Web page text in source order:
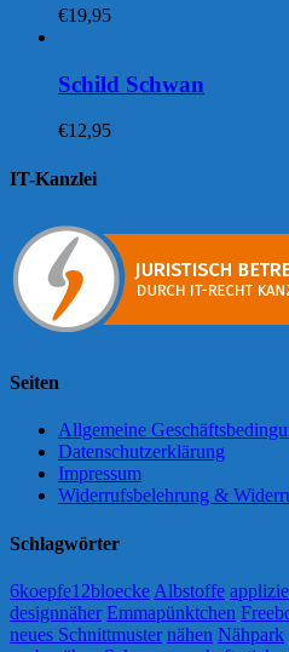
€19,95
Schild Schwan
€12,95
IT-Kanzlei
Seiten
Allgemeine
Datenschutzerklärung
Impressum
Widerrufsbelehrung &
Schlagwörter
6koepfe12bloecke Albstoffe
designnäher Emmapünktchen
neues Schnittmuster nähen Nähpark